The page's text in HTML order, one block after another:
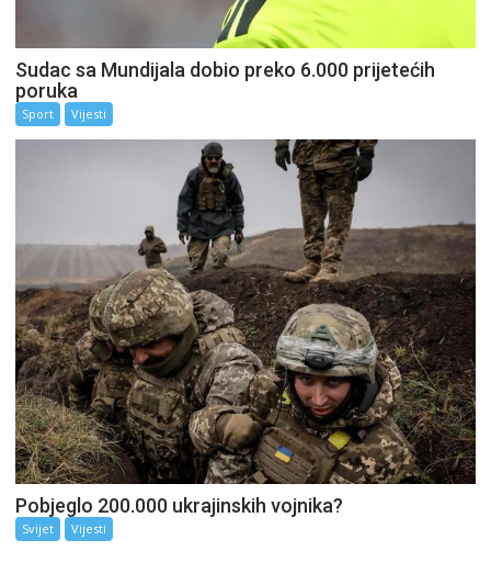
Sudac sa Mundijala dobio preko 6.000 prijetećih
poruka
Sport Vijesti
Pobjeglo 200.000 ukrajinskih vojnika?
Svijet Vijesti